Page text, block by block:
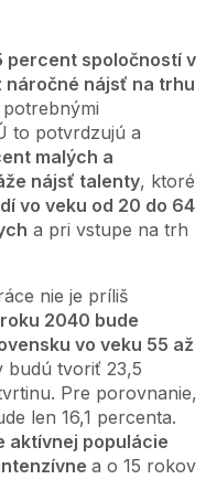
percent spoločností v
náročné nájsť na trhu
potrebnými
to potvrdzujú a
malých a
nájsť talenty, ktoré
vo veku od 20 do 64
a pri vstupe na trh
nie je príliš
2040 bude
vo veku 55 až
budú tvoriť 23,5
Pre porovnanie,
len 16,1 percenta.
aktívnej populácie
a o 15 rokov